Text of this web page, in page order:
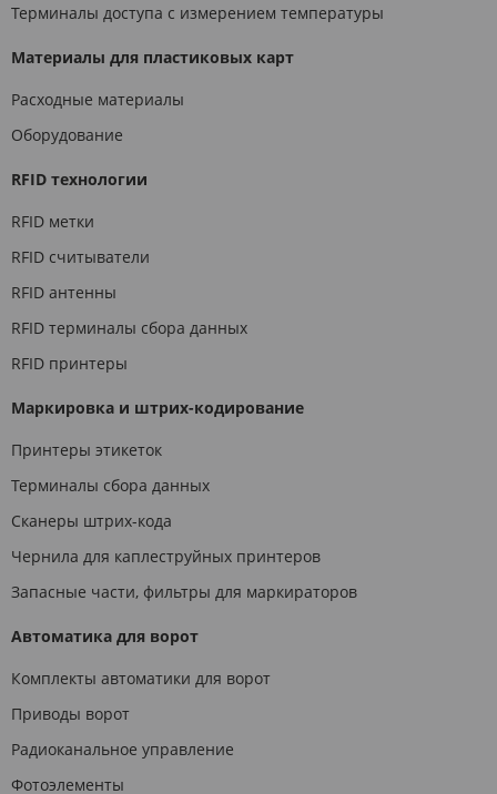
Терминалы доступа с измерением температуры
Материалы для пластиковых карт
Расходные материалы
Оборудование
RFID технологии
RFID метки
RFID считыватели
RFID антенны
RFID терминалы сбора данных
RFID принтеры
Маркировка и штрих-кодирование
Принтеры этикеток
Терминалы сбора данных
Сканеры штрих-кода
Чернила для каплеструйных принтеров
Запасные части, фильтры для маркираторов
Автоматика для ворот
Комплекты автоматики для ворот
Приводы ворот
Радиоканальное управление
Фотоэлементы